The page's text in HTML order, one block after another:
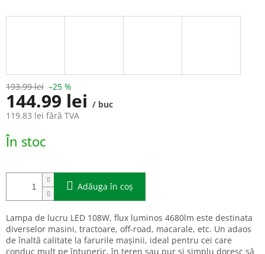
193.99 lei –25 %
144.99 lei / buc
119.83 lei fără TVA
Evaluare
preţ:
În stoc
Adăuga în coş
Lampa de lucru LED 108W, flux luminos 4680lm este destinata
diverselor masini, tractoare, off-road, macarale, etc. Un adaos
de înaltă calitate la farurile mașinii, ideal pentru cei care
conduc mult pe întuneric, în teren sau pur și simplu doresc să